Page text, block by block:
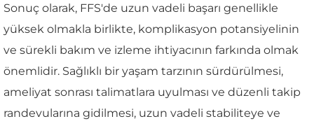
Sonuç olarak, FFS'de uzun vadeli başarı genellikle
yüksek olmakla birlikte, komplikasyon potansiyelinin
ve sürekli bakım ve izleme ihtiyacının farkında olmak
önemlidir. Sağlıklı bir yaşam tarzının sürdürülmesi,
ameliyat sonrası talimatlara uyulması ve düzenli takip
randevularına gidilmesi, uzun vadeli stabiliteye ve